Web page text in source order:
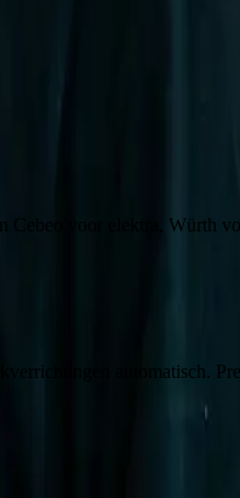
Cebeo voor elektra, Würth
automatisch.